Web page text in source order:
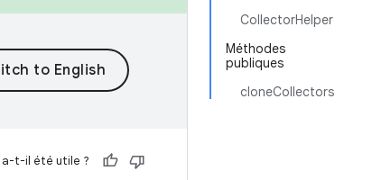
CollectorHelper
Méthodes
publiques
cloneCollectors
a-t-il été utile ?